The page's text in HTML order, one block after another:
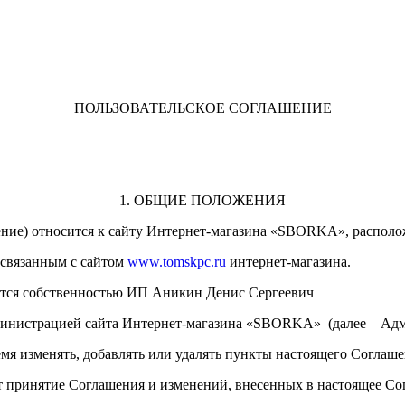
ПОЛЬЗОВАТЕЛЬСКОЕ СОГЛАШЕНИЕ
1. ОБЩИЕ ПОЛОЖЕНИЯ
относится к сайту Интернет-магазина «SBORKA»,
с сайтом www.tomskpc.ru интернет-магазина.
собственностью ИП Аникин Денис Сергеевич
сайта Интернет-магазина «SBORKA» (далее –
изменять, добавлять или удалять пункты настоящего
принятие Соглашения и изменений, внесенных в настоящее